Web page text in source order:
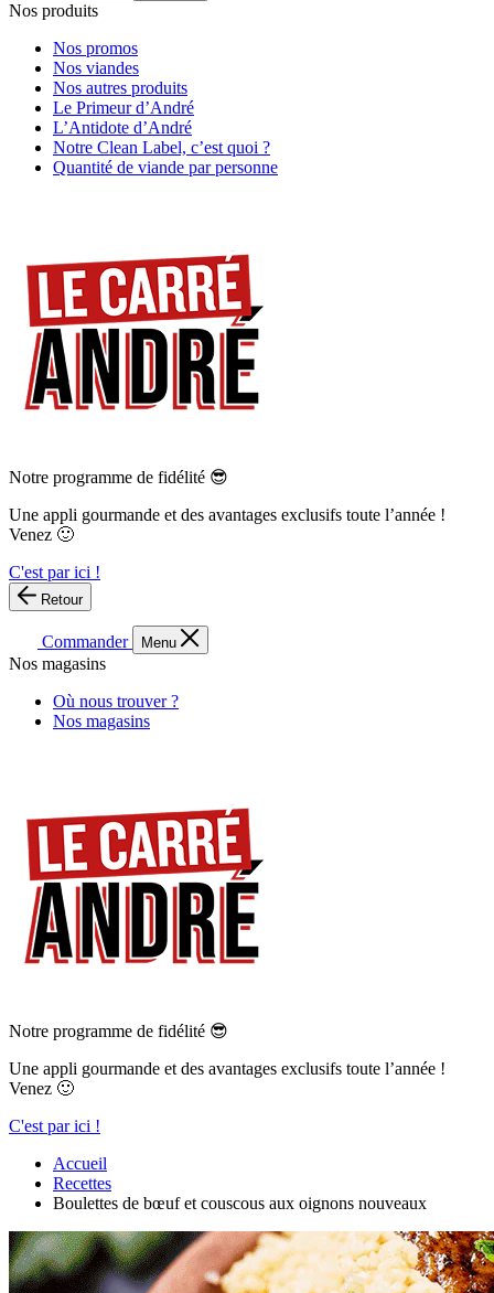
Nos produits
Nos promos
Nos viandes
Nos autres produits
Le Primeur d’André
L’Antidote d’André
Notre Clean Label, c’est quoi ?
Quantité de viande par personne
Notre programme de fidélité 😎
Une appli gourmande et des avantages exclusifs toute l’année !
Venez 🙂
C'est par ici !
Retour
Commander Menu
Nos magasins
Où nous trouver ?
Nos magasins
Notre programme de fidélité 😎
Une appli gourmande et des avantages exclusifs toute l’année !
Venez 🙂
C'est par ici !
Accueil
Recettes
Boulettes de bœuf et couscous aux oignons nouveaux